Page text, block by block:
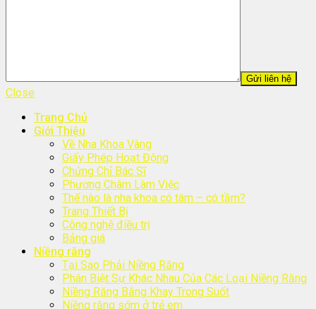
Close
Trang Chủ
Giới Thiệu
Về Nha Khoa Vàng
Giấy Phép Hoạt Động
Chứng Chỉ Bác Sĩ
Phương Châm Làm Việc
Thế nào là nha khoa có tâm – có tầm?
Trang Thiết Bị
Công nghệ điều trị
Bảng giá
Niềng răng
Tại Sao Phải Niềng Răng
Phân Biệt Sự Khác Nhau Của Các Loại Niềng Răng
Niềng Răng Bằng Khay Trong Suốt
Niềng răng sớm ở trẻ em